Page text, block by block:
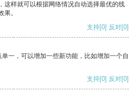
这样就可以根据网络情况自动选择最优的线
果。
支持[0] 反对[0]
一，可以增加一些新功能，比如增加一个自
支持[0] 反对[0]